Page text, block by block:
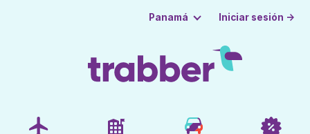
Panamá Iniciar sesión →